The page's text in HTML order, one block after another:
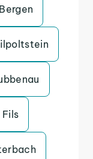
Bergen